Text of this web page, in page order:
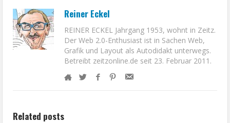
Reiner Eckel
REINER ECKEL Jahrgang 1953, wohnt in Zeitz.
Der Web 2.0-Enthusiast ist in Sachen Web,
Grafik und Layout als Autodidakt unterwegs.
Betreibt zeitzonline.de seit 23. Februar 2011.
Related posts